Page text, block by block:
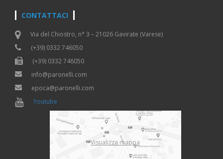
CONTATTACI
Via del Chiostro, n° 3 – 21026 Gavirate (Varese)
(+39) 0332 746050
(+39) 0332 746050
info@paronelli.com
epoca@paronelli.com
Youtube
Visualizza mappa